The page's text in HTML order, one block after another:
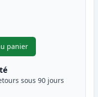
panier
Brother DR2400 tambour
sous 90 jours